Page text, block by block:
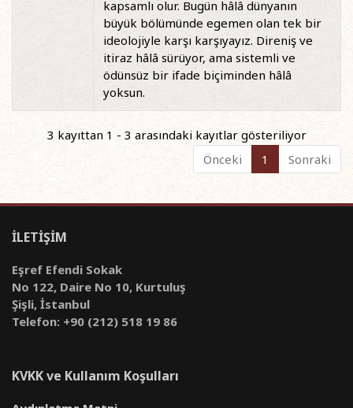
kapsamlı olur. Bugün hâlâ dünyanın
büyük bölümünde egemen olan tek bir
ideolojiyle karşı karşıyayız. Direniş ve
itiraz hâlâ sürüyor, ama sistemli ve
ödünsüz bir ifade biçiminden hâlâ
yoksun.
3 kayıttan 1 - 3 arasındaki kayıtlar gösteriliyor
Önceki
1 Sonraki
İLETİŞİM
Eşref Efendi Sokak
No 122, Daire No 10, Kurtuluş
Şişli, İstanbul
Telefon: +90 (212) 518 19 86
KVKK ve Kullanım Koşulları